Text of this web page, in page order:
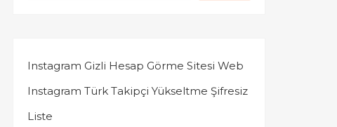
Instagram Gizli Hesap Görme Sitesi Web
Instagram Türk Takipçi Yükseltme Şifresiz
Liste